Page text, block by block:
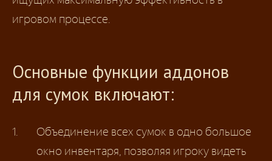
игровом процессе.
Основные функции аддонов
для сумок включают:
Объединение всех сумок в одно большое
окно инвентаря, позволяя игроку видеть